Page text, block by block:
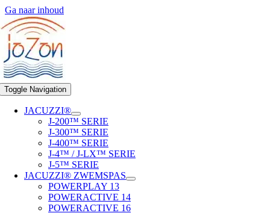
Ga naar inhoud
Toggle Navigation
JACUZZI®
J-200™ SERIE
J-300™ SERIE
J-400™ SERIE
J-4™ / J-LX™ SERIE
J-5™ SERIE
JACUZZI® ZWEMSPAS
POWERPLAY 13
POWERACTIVE 14
POWERACTIVE 16